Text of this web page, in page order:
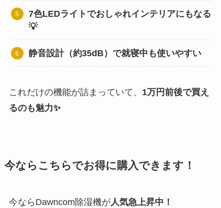
7色LEDライトでおしゃれインテリアにもなる
💡
静音設計（約35dB）で就寝中も使いやすい
これだけの機能が詰まっていて、 1万円前後で買え
るのも魅力✨
今ならこちらでお得に購入できます！
今ならDawncom除湿機が人気急上昇中！